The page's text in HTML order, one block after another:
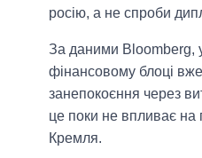
росію, а не спроби
За даними Bloomberg,
фінансовому блоці
занепокоєння через
це поки не впливає на
Кремля.